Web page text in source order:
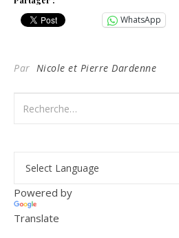
WhatsApp
Par Nicole et Pierre Dardenne
Powered by
Translate